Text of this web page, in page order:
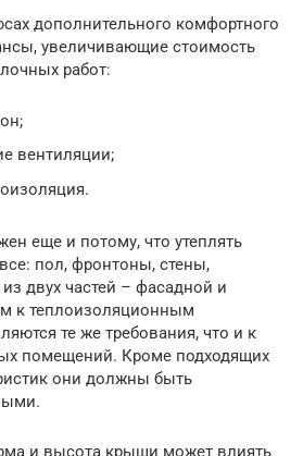
дополнительного комфортного
увеличивающие стоимость
работ:
вентиляции;
еще и потому, что утеплять
пол, фронтоны, стены,
двух частей – фасадной и
к теплоизоляционным
те же требования, что и к
помещений. Кроме подходящих
они должны быть
и высота крыши может влиять